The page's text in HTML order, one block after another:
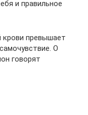
и правильное
крови превышает
О
говорят